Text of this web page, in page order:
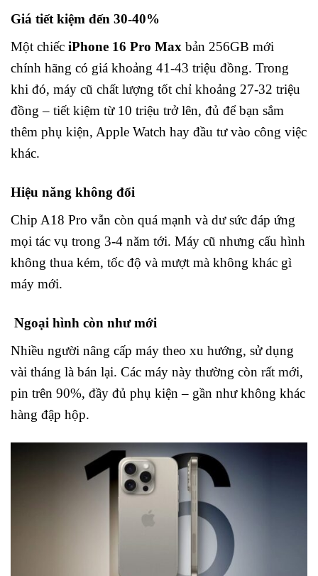
Giá tiết kiệm đến 30-40%
Một chiếc iPhone 16 Pro Max bản 256GB mới
chính hãng có giá khoảng 41-43 triệu đồng. Trong
khi đó, máy cũ chất lượng tốt chỉ khoảng 27-32 triệu
đồng – tiết kiệm từ 10 triệu trở lên, đủ để bạn sắm
thêm phụ kiện, Apple Watch hay đầu tư vào công việc
khác.
Hiệu năng không đổi
Chip A18 Pro vẫn còn quá mạnh và dư sức đáp ứng
mọi tác vụ trong 3-4 năm tới. Máy cũ nhưng cấu hình
không thua kém, tốc độ và mượt mà không khác gì
máy mới.
Ngoại hình còn như mới
Nhiều người nâng cấp máy theo xu hướng, sử dụng
vài tháng là bán lại. Các máy này thường còn rất mới,
pin trên 90%, đầy đủ phụ kiện – gần như không khác
hàng đập hộp.